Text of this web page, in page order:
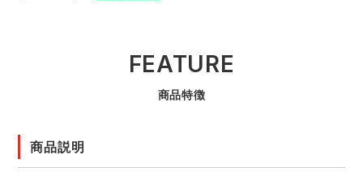
FEATURE
商品特徴
商品説明